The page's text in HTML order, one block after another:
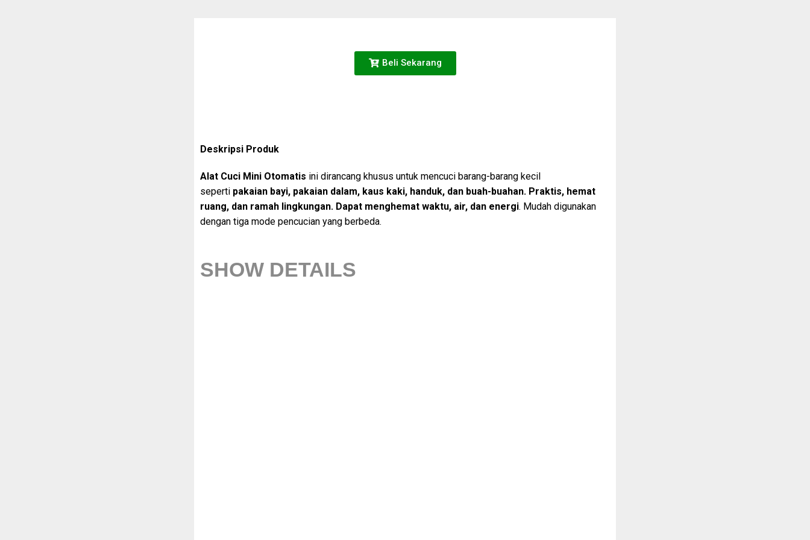
Beli Sekarang
Deskripsi Produk
Alat Cuci Mini Otomatis ini dirancang khusus untuk mencuci barang-barang kecil
seperti pakaian bayi, pakaian dalam, kaus kaki, handuk, dan buah-buahan. Praktis, hemat
ruang, dan ramah lingkungan. Dapat menghemat waktu, air, dan energi. Mudah digunakan
dengan tiga mode pencucian yang berbeda.
SHOW DETAILS